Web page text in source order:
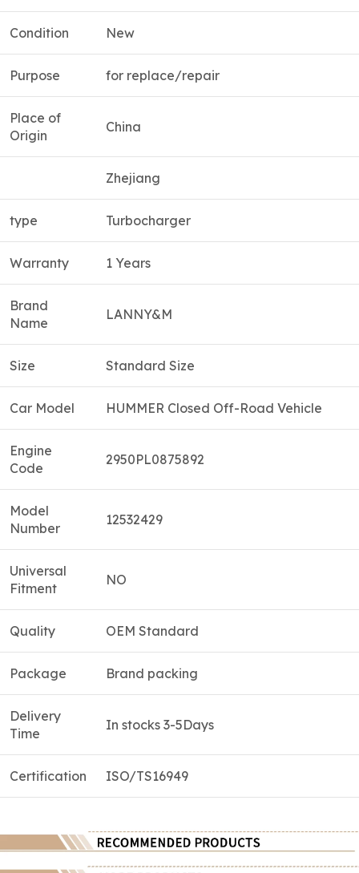
Condition New
Purpose for replace/repair
Place of
Origin
China
Zhejiang
type Turbocharger
Warranty 1 Years
Brand
Name
LANNY&M
Size Standard Size
Car Model HUMMER Closed Off-Road Vehicle
Engine
Code
2950PL0875892
Model
Number
12532429
Universal
Fitment
NO
Quality OEM Standard
Package Brand packing
Delivery
Time
In stocks 3-5Days
Certification ISO/TS16949